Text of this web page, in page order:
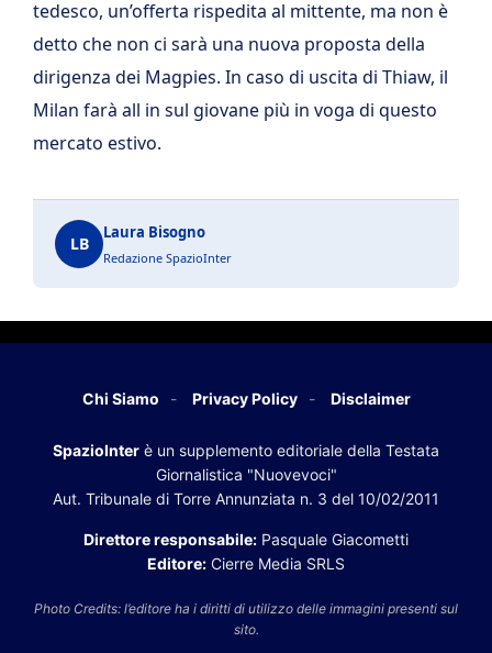
tedesco, un’offerta rispedita al mittente, ma non è
detto che non ci sarà una nuova proposta della
dirigenza dei Magpies. In caso di uscita di Thiaw, il
Milan farà all in sul giovane più in voga di questo
mercato estivo.
LB
Laura Bisogno
Redazione SpazioInter
Chi Siamo Privacy Policy Disclaimer
SpazioInter è un supplemento editoriale della Testata
Giornalistica "Nuovevoci"
Aut. Tribunale di Torre Annunziata n. 3 del 10/02/2011
Direttore responsabile: Pasquale Giacometti
Editore: Cierre Media SRLS
Photo Credits: l’editore ha i diritti di utilizzo delle immagini presenti sul
sito.